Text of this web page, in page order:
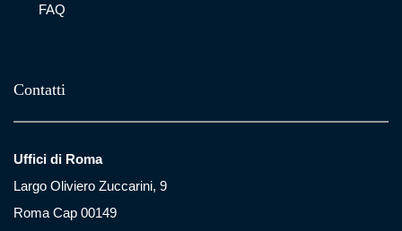
FAQ
Contatti
Uffici di Roma
Largo Oliviero Zuccarini, 9
Roma Cap 00149